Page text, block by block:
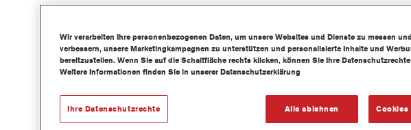
WB1738 Cromax® Pro Mixing
Wir verarbeiten Ihre personenbezogenen Daten, um unsere Websites und Dienste zu messen
verbessern, unsere Marketingkampagnen zu unterstützen und personalisierte Inhalte und
bereitzustellen. Wenn Sie auf die Schaltfläche rechts klicken, können Sie Ihre
Weitere Informationen finden Sie in unserer Datenschutzerklärung
Alle ablehnen Cookies
Ihre Datenschutzrechte